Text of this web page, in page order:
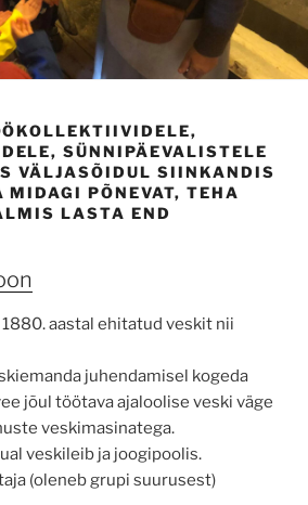
SÜNNIPÄEVALISTELE
VÄLJASÕIDUL SIINKANDIS
MIDAGI PÕNEVAT, TEHA
LASTA END
aastal ehitatud veskit nii
juhendamisel kogeda
jõul töötava ajaloolise veski väge
veskimasinatega.
veskileib ja joogipoolis.
(oleneb grupi suurusest)